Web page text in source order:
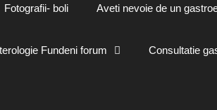
Fotografii- boli Aveti nevoie de un
Fundeni forum Consultatie